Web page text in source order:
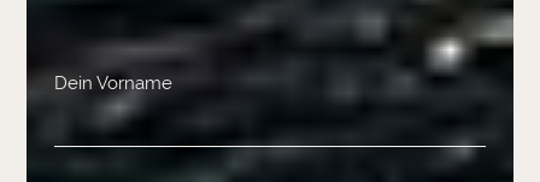
Dein Vorname